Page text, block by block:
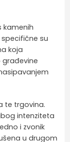
kamenih
su
koja
te trgovina.
intenziteta
i zvonik
u drugom